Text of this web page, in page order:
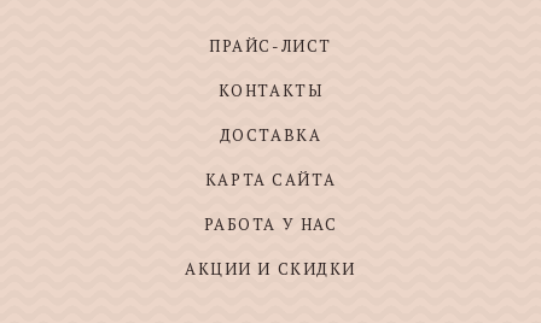
ПРАЙС-ЛИСТ
КОНТАКТЫ
ДОСТАВКА
КАРТА САЙТА
РАБОТА У НАС
АКЦИИ И СКИДКИ